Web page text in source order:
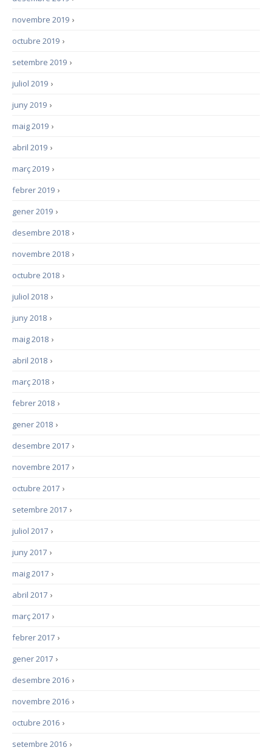
›
novembre 2019
›
octubre 2019
›
setembre 2019
›
juliol 2019
›
juny 2019
›
maig 2019
›
abril 2019
›
març 2019
›
febrer 2019
›
gener 2019
›
desembre 2018
›
novembre 2018
›
octubre 2018
›
juliol 2018
›
juny 2018
›
maig 2018
›
abril 2018
›
març 2018
›
febrer 2018
›
gener 2018
›
desembre 2017
›
novembre 2017
›
octubre 2017
›
setembre 2017
›
juliol 2017
›
juny 2017
›
maig 2017
›
abril 2017
›
març 2017
›
febrer 2017
›
gener 2017
›
desembre 2016
›
novembre 2016
›
octubre 2016
›
setembre 2016